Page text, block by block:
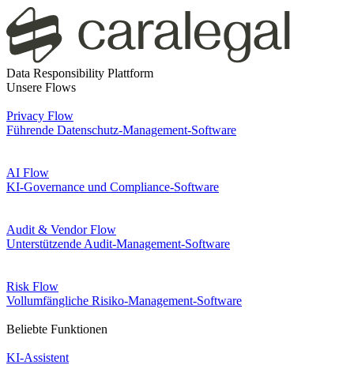
Data Responsibility Plattform
Unsere Flows
Privacy Flow
Führende Datenschutz-Management-Software
AI Flow
KI-Governance und Compliance-Software
Audit & Vendor Flow
Unterstützende Audit-Management-Software
Risk Flow
Vollumfängliche Risiko-Management-Software
Beliebte Funktionen
KI-Assistent